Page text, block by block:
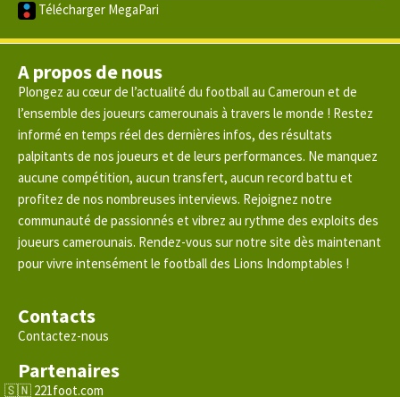
Télécharger MegaPari
A propos de nous
Plongez au cœur de l’actualité du football au Cameroun et de
l’ensemble des joueurs camerounais à travers le monde ! Restez
informé en temps réel des dernières infos, des résultats
palpitants de nos joueurs et de leurs performances. Ne manquez
aucune compétition, aucun transfert, aucun record battu et
profitez de nos nombreuses interviews. Rejoignez notre
communauté de passionnés et vibrez au rythme des exploits des
joueurs camerounais. Rendez-vous sur notre site dès maintenant
pour vivre intensément le football des Lions Indomptables !
Contacts
Contactez-nous
Partenaires
221foot.com